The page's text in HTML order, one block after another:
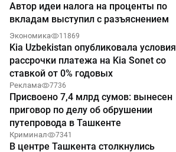
Автор идеи налога на проценты по
вкладам выступил с разъяснением
Экономика 11869
Kia Uzbekistan опубликовала условия
рассрочки платежа на Kia Sonet со
ставкой от 0% годовых
Реклама 7736
Присвоено 7,4 млрд сумов: вынесен
приговор по делу об обрушении
путепровода в Ташкенте
Криминал 7341
В центре Ташкента столкнулись